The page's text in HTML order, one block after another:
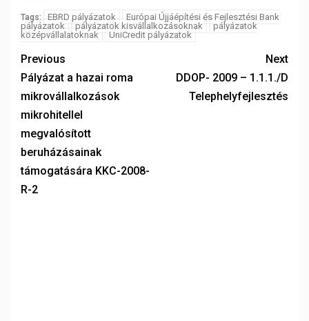
Tags: EBRD pályázatok
Európai Újjáépítési és Fejlesztési Bank
pályázatok
pályázatok kisvállalkozásoknak
pályázatok
középvállalatoknak
UniCredit pályázatok
Previous
Pályázat a hazai roma
mikrovállalkozások
mikrohitellel
megvalósított
beruházásainak
támogatására KKC-2008-
R-2
Next
DDOP- 2009 – 1.1.1./D
Telephelyfejlesztés